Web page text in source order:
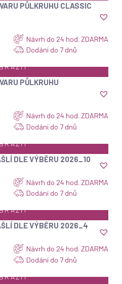
PŮLKRUHU CLASSIC
Návrh do 24 hod. ZDARMA
Dodání do 7 dnů
PŮLKRUHU
Návrh do 24 hod. ZDARMA
Dodání do 7 dnů
DLE VÝBĚRU 2026_10
Návrh do 24 hod. ZDARMA
Dodání do 7 dnů
DLE VÝBĚRU 2026_4
Návrh do 24 hod. ZDARMA
Dodání do 7 dnů